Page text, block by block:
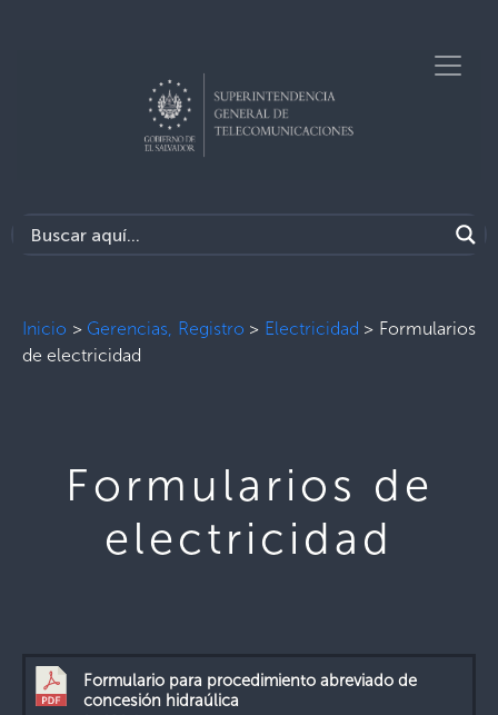
Inicio > Gerencias, Registro > Electricidad > Formularios
de electricidad
Formularios de
electricidad
Formulario para procedimiento abreviado de
concesión hidraúlica